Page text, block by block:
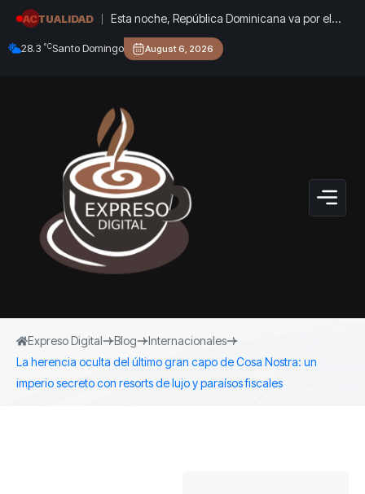
ACTUALIDAD
Esta noche, República Dominicana va por el
oro: Marileidy y Anabel, en vivo por Acento
28.3 °CSanto Domingo August 6, 2026
Expreso Digital Blog
Internacionales
La herencia oculta del último gran capo de Cosa Nostra: un
imperio secreto con resorts de lujo y paraísos fiscales